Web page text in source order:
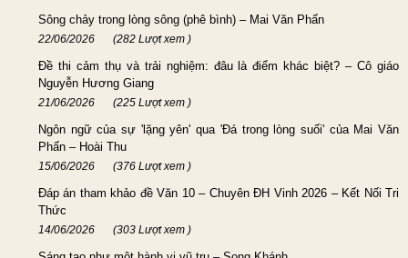
Sông chảy trong lòng sông (phê bình) – Mai Văn Phấn
22/06/2026 (282 Lượt xem )
Đề thi cảm thụ và trải nghiệm: đâu là điểm khác biệt? – Cô giáo
Nguyễn Hương Giang
21/06/2026 (225 Lượt xem )
Ngôn ngữ của sự 'lặng yên' qua 'Đá trong lòng suối' của Mai Văn
Phấn – Hoài Thu
15/06/2026 (376 Lượt xem )
Đáp án tham khảo đề Văn 10 – Chuyên ĐH Vinh 2026 – Kết Nối Tri
Thức
14/06/2026 (303 Lượt xem )